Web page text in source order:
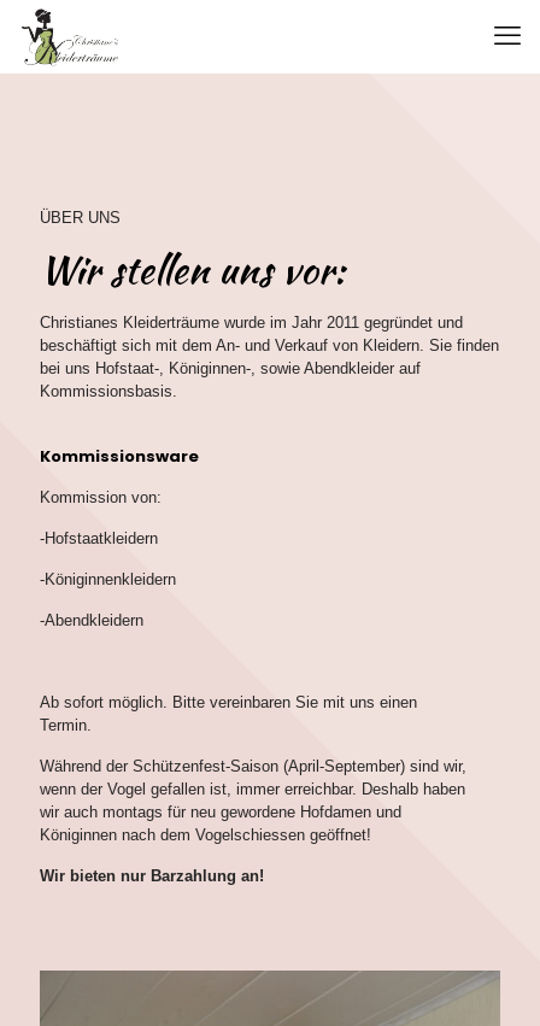
ÜBER UNS
Wir stellen uns vor:
Christianes Kleiderträume wurde im Jahr 2011 gegründet und
beschäftigt sich mit dem An- und Verkauf von Kleidern. Sie finden
bei uns Hofstaat-, Königinnen-, sowie Abendkleider auf
Kommissionsbasis.
Kommissionsware
Kommission von:
-Hofstaatkleidern
-Königinnenkleidern
-Abendkleidern
Ab sofort möglich. Bitte vereinbaren Sie mit uns einen
Termin.
Während der Schützenfest-Saison (April-September) sind wir,
wenn der Vogel gefallen ist, immer erreichbar. Deshalb haben
wir auch montags für neu gewordene Hofdamen und
Königinnen nach dem Vogelschiessen geöffnet!
Wir bieten nur Barzahlung an!